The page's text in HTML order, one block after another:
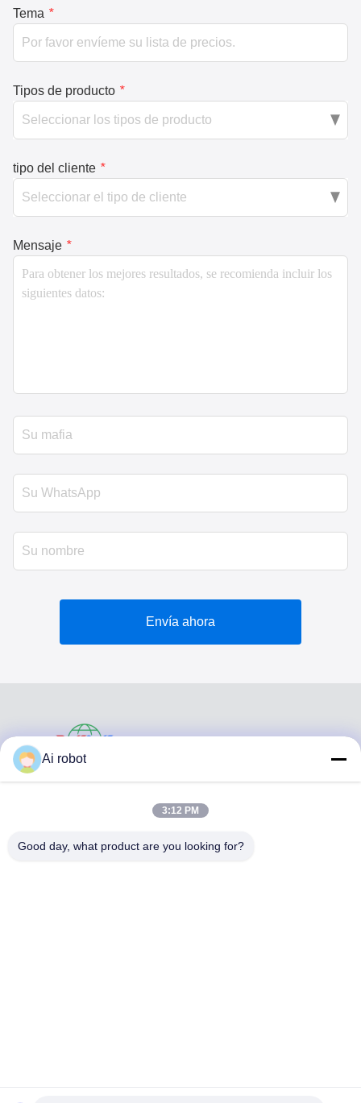
Tema *
Tipos de producto *
tipo del cliente *
Mensaje *
Envía ahora
VIVI DENTAI
Laboratorio dental de China proveedor. 2022-2026
Ai robot
3:12 PM
Good day, what product are you looking for?